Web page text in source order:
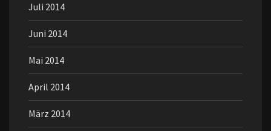
Juli 2014
Juni 2014
Mai 2014
April 2014
März 2014